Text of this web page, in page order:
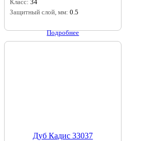
Класс: 34
Защитный слой, мм: 0.5
Подробнее
Дуб Кадис 33037